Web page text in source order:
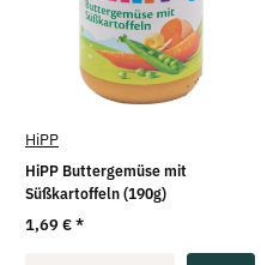
HiPP
HiPP Buttergemüse mit
Süßkartoffeln (190g)
1,69 €*